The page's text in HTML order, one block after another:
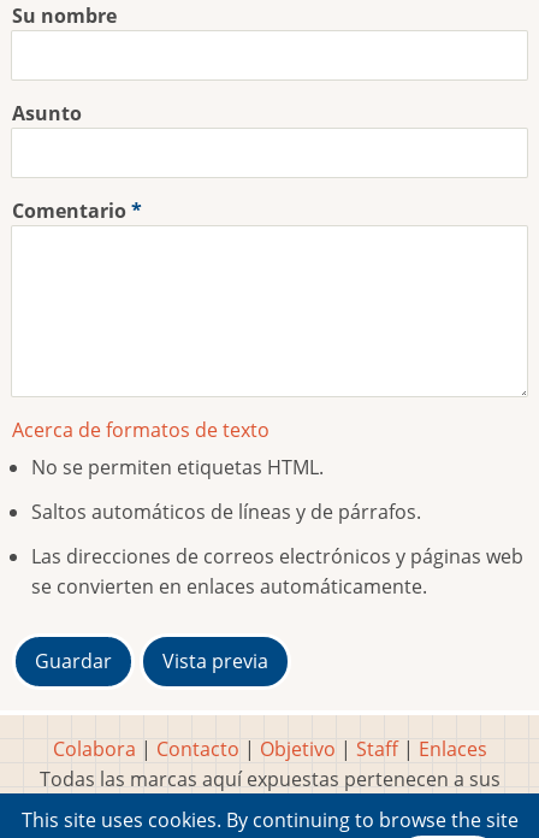
Su nombre
Asunto
Comentario
Acerca de formatos de texto
No se permiten etiquetas HTML.
Saltos automáticos de líneas y de párrafos.
Las direcciones de correos electrónicos y páginas web
se convierten en enlaces automáticamente.
Colabora | Contacto | Objetivo | Staff| Enlaces
Todas las marcas aquí expuestas pertenecen a sus
respectivos y legítimos dueños
This site uses cookies. By continuing to browse the site